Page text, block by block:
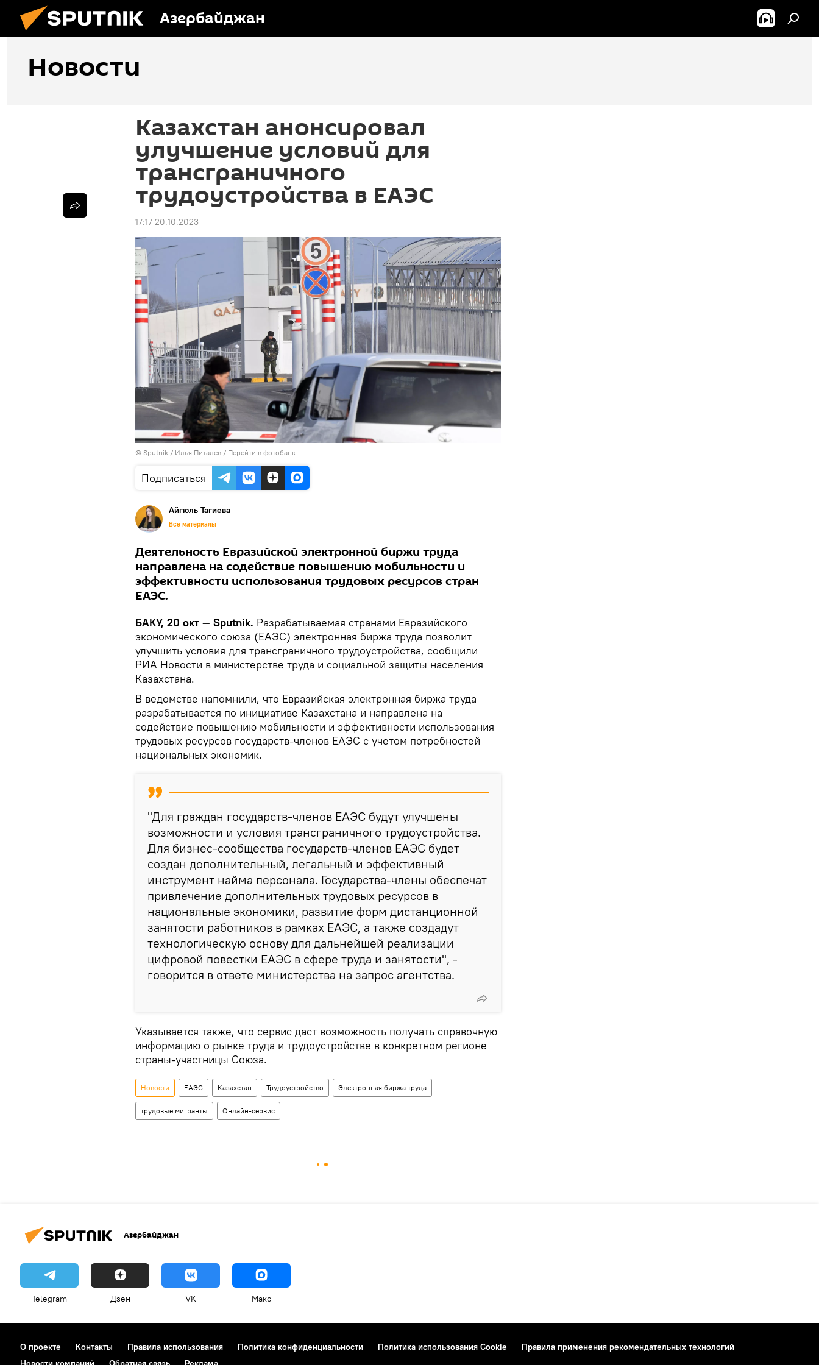
Азербайджан
Новости
Казахстан анонсировал
улучшение условий для
трансграничного
трудоустройства в ЕАЭС
17:17 20.10.2023
© Sputnik / Илья Питалев / Перейти в фотобанк
Подписаться
Айгюль Тагиева
Все материалы
Деятельность Евразийской электронной биржи труда
направлена на содействие повышению мобильности и
эффективности использования трудовых ресурсов стран
ЕАЭС.
БАКУ, 20 окт — Sputnik. Разрабатываемая странами Евразийского
экономического союза (ЕАЭС) электронная биржа труда позволит
улучшить условия для трансграничного трудоустройства, сообщили
РИА Новости в министерстве труда и социальной защиты населения
Казахстана.
В ведомстве напомнили, что Евразийская электронная биржа труда
разрабатывается по инициативе Казахстана и направлена на
содействие повышению мобильности и эффективности использования
трудовых ресурсов государств-членов ЕАЭС с учетом потребностей
национальных экономик.
"Для граждан государств-членов ЕАЭС будут улучшены
возможности и условия трансграничного трудоустройства.
Для бизнес-сообщества государств-членов ЕАЭС будет
создан дополнительный, легальный и эффективный
инструмент найма персонала. Государства-члены обеспечат
привлечение дополнительных трудовых ресурсов в
национальные экономики, развитие форм дистанционной
занятости работников в рамках ЕАЭС, а также создадут
технологическую основу для дальнейшей реализации
цифровой повестки ЕАЭС в сфере труда и занятости", -
говорится в ответе министерства на запрос агентства.
Указывается также, что сервис даст возможность получать справочную
информацию о рынке труда и трудоустройстве в конкретном регионе
страны-участницы Союза.
Новости ЕАЭС Казахстан Трудоустройство Электронная биржа труда
трудовые мигранты Онлайн-сервис
Азербайджан
Telegram Дзен VK Макс
О проекте Контакты Правила использования Политика конфиденциальности Политика использования Cookie
Правила применения рекомендательных технологий